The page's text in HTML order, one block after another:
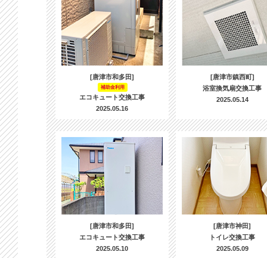
[唐津市和多田]
補助金利用
エコキュート交換工事
2025.05.16
[唐津市鎮西町]
浴室換気扇交換工事
2025.05.14
[唐津市和多田]
エコキュート交換工事
2025.05.10
[唐津市神田]
トイレ交換工事
2025.05.09